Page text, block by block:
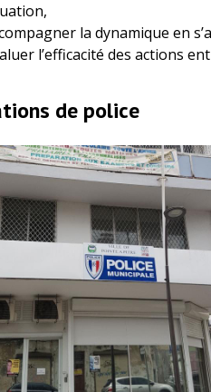
la dynamique en
l’efficacité des actions
de police